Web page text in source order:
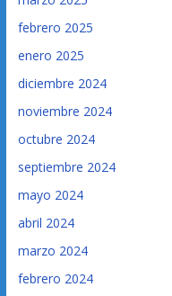
febrero 2025
enero 2025
diciembre 2024
noviembre 2024
octubre 2024
septiembre 2024
mayo 2024
abril 2024
marzo 2024
febrero 2024